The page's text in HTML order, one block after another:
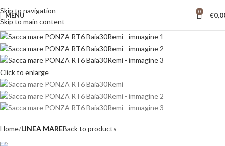
Skip to navigation
Skip to main content
MENU 0 €
Click to enlarge
Home LINEA MAREBack to products